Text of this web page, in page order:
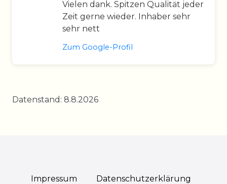
Vielen dank. Spitzen Qualität jeder
Zeit gerne wieder. Inhaber sehr
sehr nett
Zum Google-Profil
Datenstand: 8.8.2026
Impressum Daten­schutz­erklärung